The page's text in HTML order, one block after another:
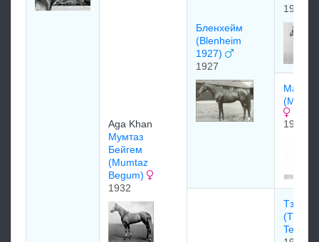
Aga Khan
Mумтаз
Бeйгeм
(Mumtaz
Begum)
1932
Бленхейм
(Blenheim
1927)
1927
1919
Малва
1919
Тзе
(The